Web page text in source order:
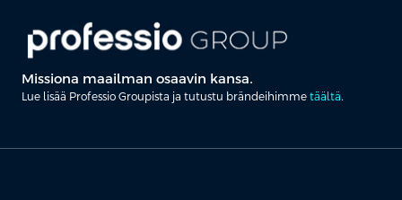
Missiona maailman osaavin kansa.
Lue lisää Professio Groupista ja tutustu brändeihimme täältä.